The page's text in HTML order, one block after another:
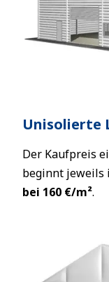
Unisolierte
Der Kaufpreis
beginnt jeweils
bei 160 €/m².